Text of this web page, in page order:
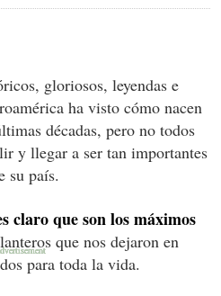
gloriosos, leyendas e
ha visto cómo nacen
décadas, pero no todos
y llegar a ser tan importantes
su país.
claro que son los máximos
que nos dejaron en
para toda la vida.